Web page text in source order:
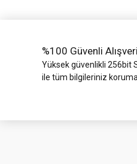
%100 Güvenli
Yüksek güvenlikli 256bit
ile tüm bilgileriniz